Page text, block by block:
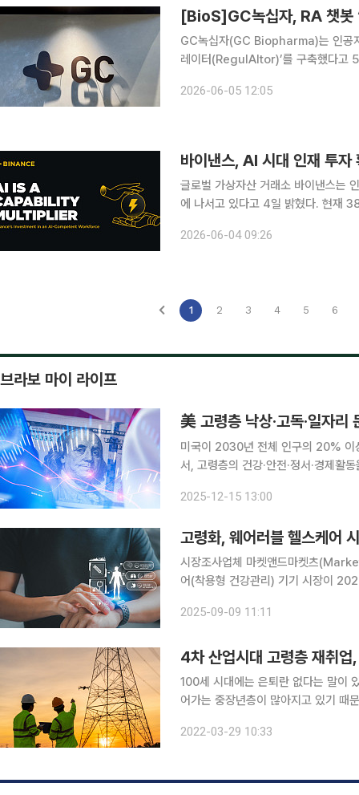
[BioS]GC녹십자, RA 챗봇
GC녹십자(GC Biopharma)는 인
레이터(RegulAItor)’를 구축했다고 5일 밝혔다. 레귤레이터는 규제 업무
RA 담당자 규제전략 수립 및 문서 검
2026-06-05 12:05
바이낸스, AI 시대 인재 투
글로벌 가상자산 거래소 바이낸스는
에 나서고 있다고 4일 밝혔다. 현재
체 수단이 아닌 인간의 통찰력을 돕는
2026-06-04 09:26
1 2 3 4 5 6
브라보 마이 라이프
美 고령층 낙상·고독·일자리
미국이 2030년 전체 인구의 20% 이
서, 고령층의 건강·안전·정서·경제
도래와 에이지테크 산업의 부상’ 보고
2025-12-15 13:00
고령화, 웨어러블 헬스케어
시장조사업체 마켓앤드마켓츠
어(착용형 건강관리) 기기 시장이
연평균성장률은 10.9%로 제시됐
2025-09-09 11:11
4차 산업시대 고령층 재취
100세 시대에는 은퇴란 없다는 말이
어가는 중장년층이 많아지고 있기 때문이다. 2021년 5월 경제활동인구조사(고령층
조사됐다. 남자는 51.2세, 여자는
2022-03-29 10:33